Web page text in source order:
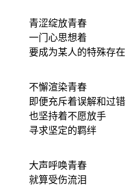
青涩绽放青春
一门心思想着
要成为某人的特殊存在
不懈渲染青春
即便充斥着误解和过错
也坚持着不愿放手
寻求坚定的羁绊
大声呼唤青春
就算受伤流泪